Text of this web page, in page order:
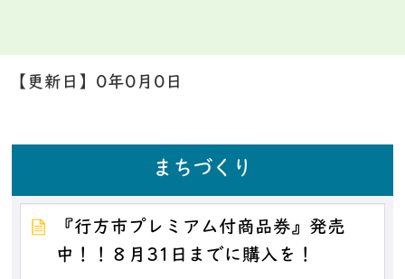
【更新日】 0年0月0日
まちづくり
『行方市プレミアム付商品券』発売
中！！８月31日までに購入を！